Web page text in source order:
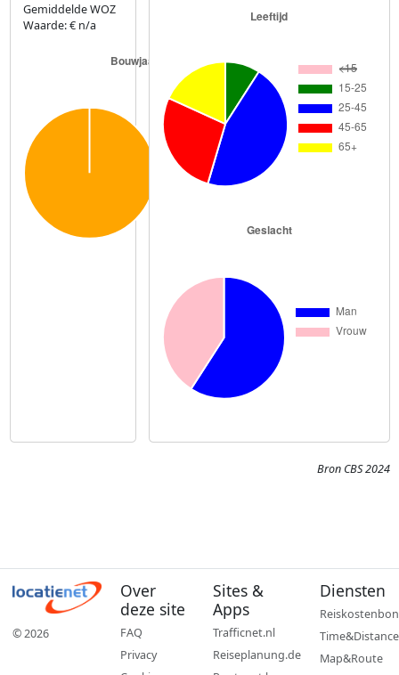
Gemiddelde WOZ
Waarde: € n/a
Bron CBS 2024
© 2026
Over
deze site
FAQ
Privacy
Sites &
Apps
Trafficnet.nl
Reiseplanung.de
Diensten
Reiskostenbon
Time&Distance
Map&Route